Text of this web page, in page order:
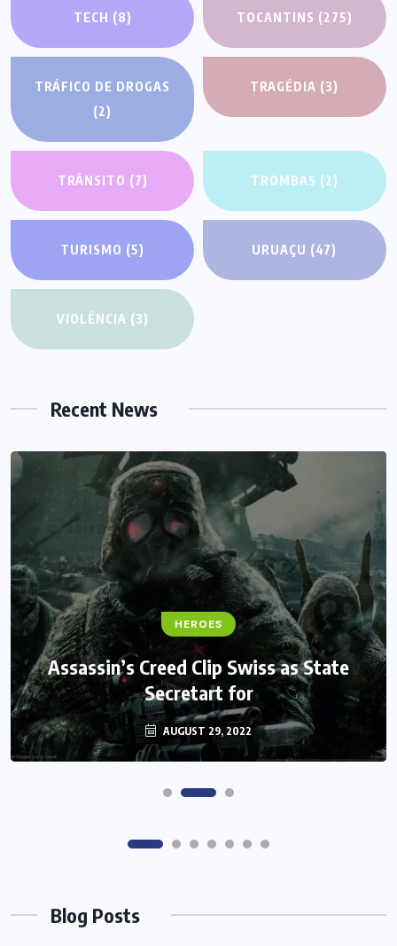
TECH (8) TOCANTINS (275)
TRÁFICO DE DROGAS
(2)
TRAGÉDIA (3)
TRÂNSITO (7) TROMBAS (2)
TURISMO (5) URUAÇU (47)
VIOLÊNCIA (3)
Recent News
FANTASY
Monster Jam Titans success farms their
efforts
AUGUST 29, 2022
Blog Posts